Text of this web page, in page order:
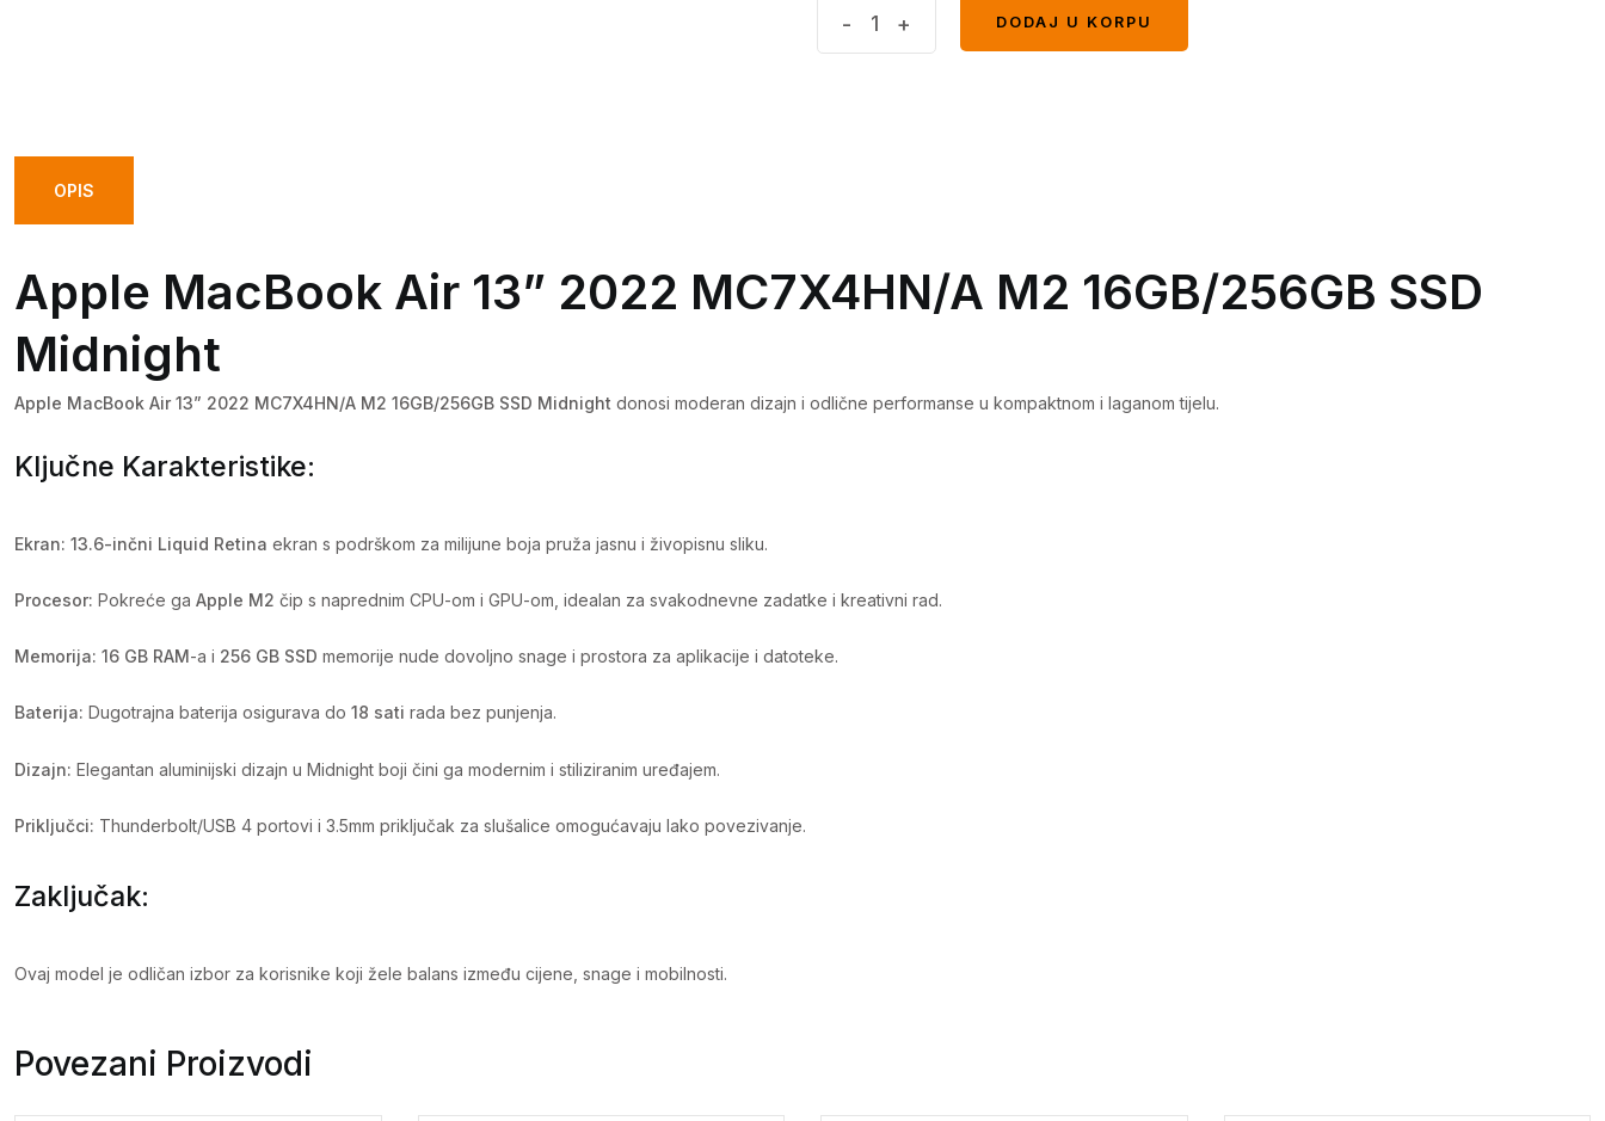
Midnight
- +
DODAJ U KORPU
OPIS
Apple MacBook Air 13” 2022 MC7X4HN/A M2 16GB/256GB SSD
Midnight
Apple MacBook Air 13” 2022 MC7X4HN/A M2 16GB/256GB SSD Midnight donosi moderan dizajn i odlične performanse u kompaktnom i laganom tijelu.
Ključne Karakteristike:
Ekran: 13.6-inčni Liquid Retina ekran s podrškom za milijune boja pruža jasnu i živopisnu sliku.
Procesor: Pokreće ga Apple M2 čip s naprednim CPU-om i GPU-om, idealan za svakodnevne zadatke i kreativni rad.
Memorija: 16 GB RAM-a i 256 GB SSD memorije nude dovoljno snage i prostora za aplikacije i datoteke.
Baterija: Dugotrajna baterija osigurava do 18 sati rada bez punjenja.
Dizajn: Elegantan aluminijski dizajn u Midnight boji čini ga modernim i stiliziranim uređajem.
Priključci: Thunderbolt/USB 4 portovi i 3.5mm priključak za slušalice omogućavaju lako povezivanje.
Zaključak:
Ovaj model je odličan izbor za korisnike koji žele balans između cijene, snage i mobilnosti.
Povezani Proizvodi